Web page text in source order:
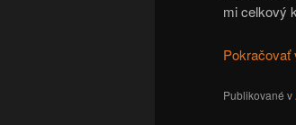
mi celkový
Publikované v